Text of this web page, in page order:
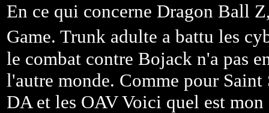
En ce qui concerne Dragon Ball
Game. Trunk adulte a battu les
le combat contre Bojack n'a pas
l'autre monde. Comme pour
DA et les OAV Voici quel est